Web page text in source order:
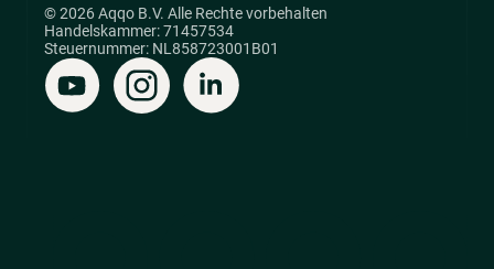
© 2026 Aqqo B.V. Alle Rechte vorbehalten
Handelskammer: 71457534
Steuernummer: NL858723001B01